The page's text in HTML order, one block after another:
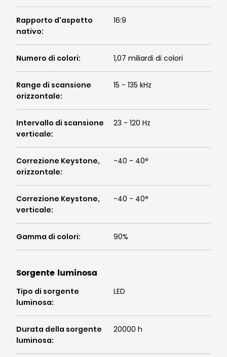
Rapporto d'aspetto
nativo:
16:9
Numero di colori: 1,07 miliardi di colori
Range di scansione
orizzontale:
15 - 135 kHz
Intervallo di scansione
verticale:
23 - 120 Hz
Correzione Keystone,
orizzontale:
-40 - 40°
Correzione Keystone,
verticale:
-40 - 40°
Gamma di colori: 90%
Sorgente luminosa
Tipo di sorgente
luminosa:
LED
Durata della sorgente
luminosa:
20000 h